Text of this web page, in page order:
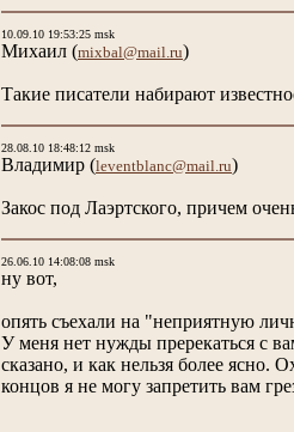
10.09.10 19:53:25 msk
Михаил (mixbal@mail.ru)
Такие писатели набирают
28.08.10 18:48:12 msk
Владимир (leventblanc@mail.ru)
Закос под Лаэртского, причем
26.06.10 14:08:08 msk
ну вот,
опять съехали на "неприятную
У меня нет нужды пререкаться с
сказано, и как нельзя более
концов я не могу запретить вам